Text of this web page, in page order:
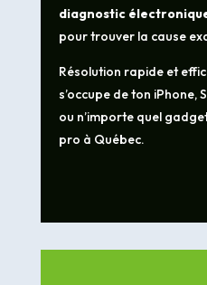
diagnostic
pour trouver la cause
Résolution rapide et
s’occupe de ton iPhone,
ou n’importe quel
pro à Québec.